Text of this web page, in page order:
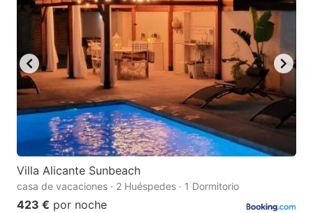
Villa Alicante Sunbeach
casa de vacaciones · 2 Huéspedes · 1 Dormitorio
423 € por noche